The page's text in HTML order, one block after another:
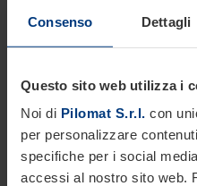
Consenso Dettagli
Questo sito web utilizza i
Noi di Pilomat S.r.l. con
per personalizzare
specifiche per i social
accessi al nostro sito web.